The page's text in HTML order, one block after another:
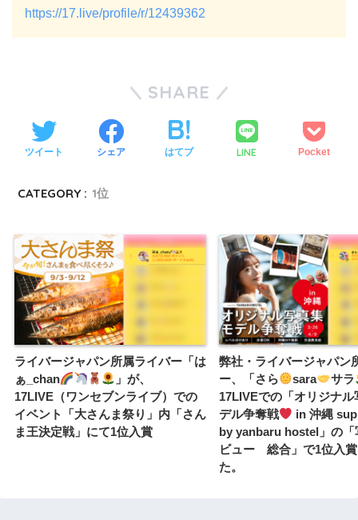
https://17.live/profile/r/12439362
SHARE
ツイート シェア はてブ LINE Pocket
CATEGORY : 1位
ライバージャパン所属ライバー「は
ぁ_chan
」が、
17LIVE（ワンセブンライブ）での
イベント「大さんま祭り」内「さん
ま王決定戦」にて1位入賞
弊社・ライバージャパン
ー、「さら
sara
サラ
17LIVEでの「オリジナル
デル争奪戦
in 沖縄
by yanbaru hostel」の「
ビュー 総合」で1位入
た。